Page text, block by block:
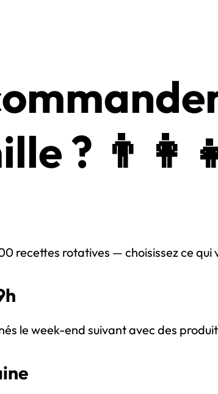
?
recettes rotatives — choisissez ce
le week-end suivant avec des